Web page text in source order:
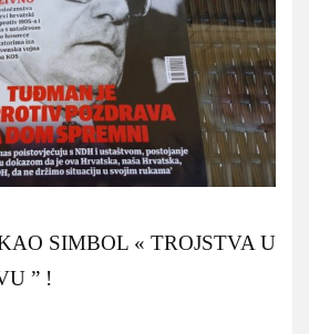
SIMBOL « TROJSTVA U
” !